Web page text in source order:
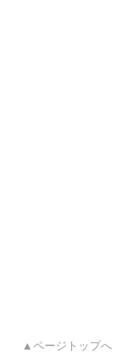
▲ページトップへ